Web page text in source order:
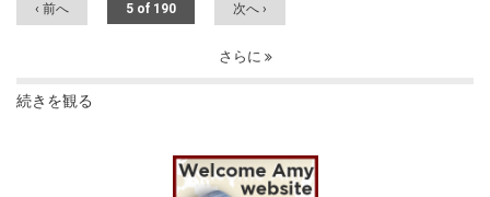
‹ 前へ 5 of 190 次へ ›
さらに
続きを観る